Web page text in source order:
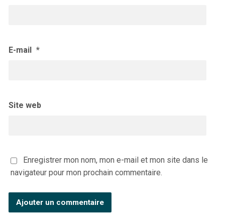
E-mail *
Site web
Enregistrer mon nom, mon e-mail et mon site dans le
navigateur pour mon prochain commentaire.